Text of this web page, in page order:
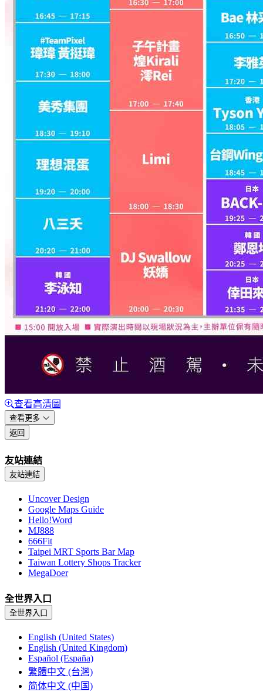
查看高清圖
查看更多
返回
友站連結
友站連結
Uncover Design
Google Maps Guide
Hello!Word
MJ888
666Fit
Taipei MRT Sports Bar Map
Taiwan Lottery Shops Tracker
MegaDoer
全世界入口
全世界入口
English (United States)
English (United Kingdom)
Español (España)
繁體中文 (台灣)
简体中文 (中国)